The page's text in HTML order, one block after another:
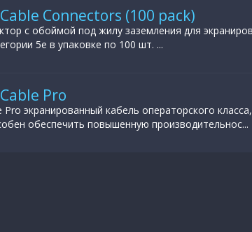
Connectors (100 pack)
с обоймой под жилу заземления для
5e в упаковке по 100 шт. ...
Pro
Pro экранированный кабель операторского
обеспечить повышенную производительнос...